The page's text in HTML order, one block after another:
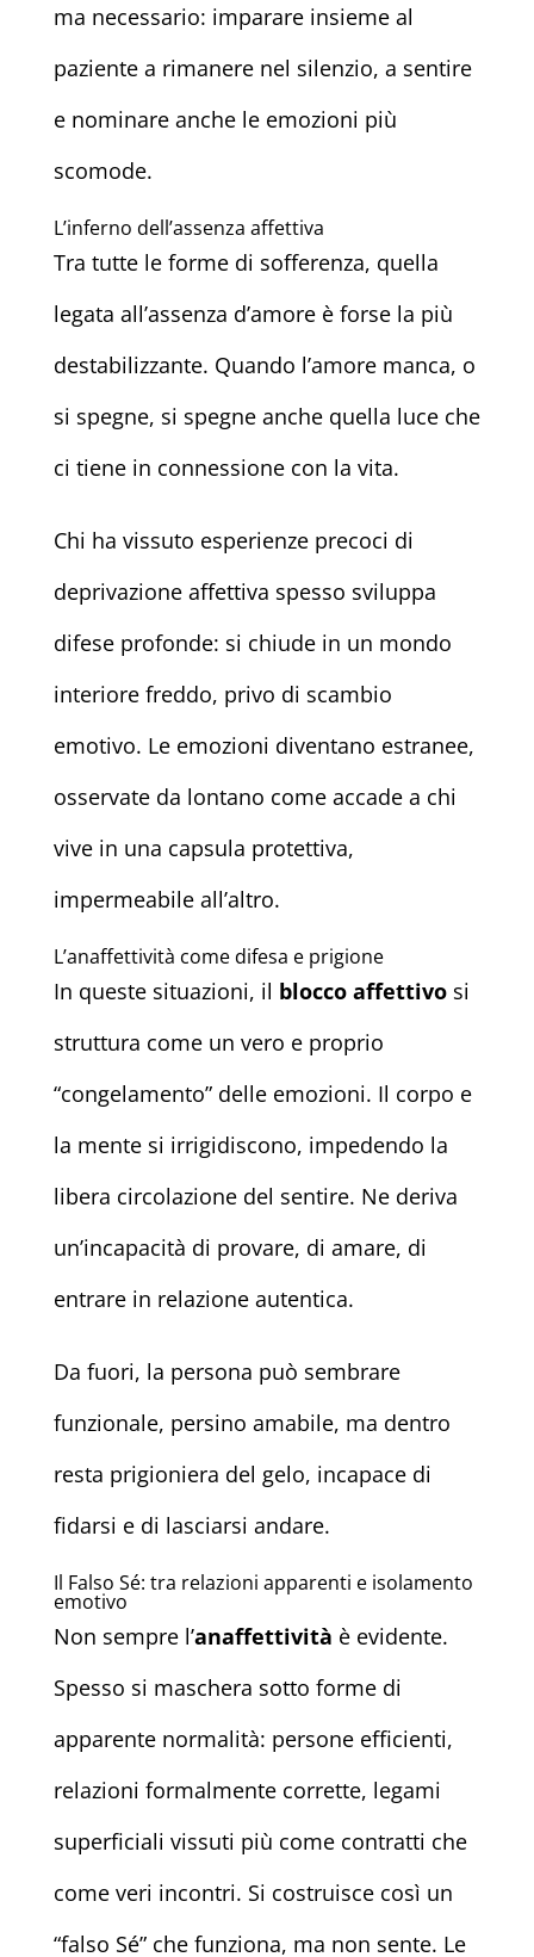
ma necessario: imparare insieme al
paziente a rimanere nel silenzio, a sentire
e nominare anche le emozioni più
scomode.
L’inferno dell’assenza affettiva
Tra tutte le forme di sofferenza, quella
legata all’assenza d’amore è forse la più
destabilizzante. Quando l’amore manca, o
si spegne, si spegne anche quella luce che
ci tiene in connessione con la vita.
Chi ha vissuto esperienze precoci di
deprivazione affettiva spesso sviluppa
difese profonde: si chiude in un mondo
interiore freddo, privo di scambio
emotivo. Le emozioni diventano estranee,
osservate da lontano come accade a chi
vive in una capsula protettiva,
impermeabile all’altro.
L’anaffettività come difesa e prigione
In queste situazioni, il blocco affettivosi
struttura come un vero e proprio
“congelamento” delle emozioni. Il corpo e
la mente si irrigidiscono, impedendo la
libera circolazione del sentire. Ne deriva
un’incapacità di provare, di amare, di
entrare in relazione autentica.
Da fuori, la persona può sembrare
funzionale, persino amabile, ma dentro
resta prigioniera del gelo, incapace di
fidarsi e di lasciarsi andare.
Il Falso Sé: tra relazioni apparenti e isolamento
emotivo
Non sempre l’anaffettività è evidente.
Spesso si maschera sotto forme di
apparente normalità: persone efficienti,
relazioni formalmente corrette, legami
superficiali vissuti più come contratti che
come veri incontri. Si costruisce così un
“falso Sé” che funziona, ma non sente. Le